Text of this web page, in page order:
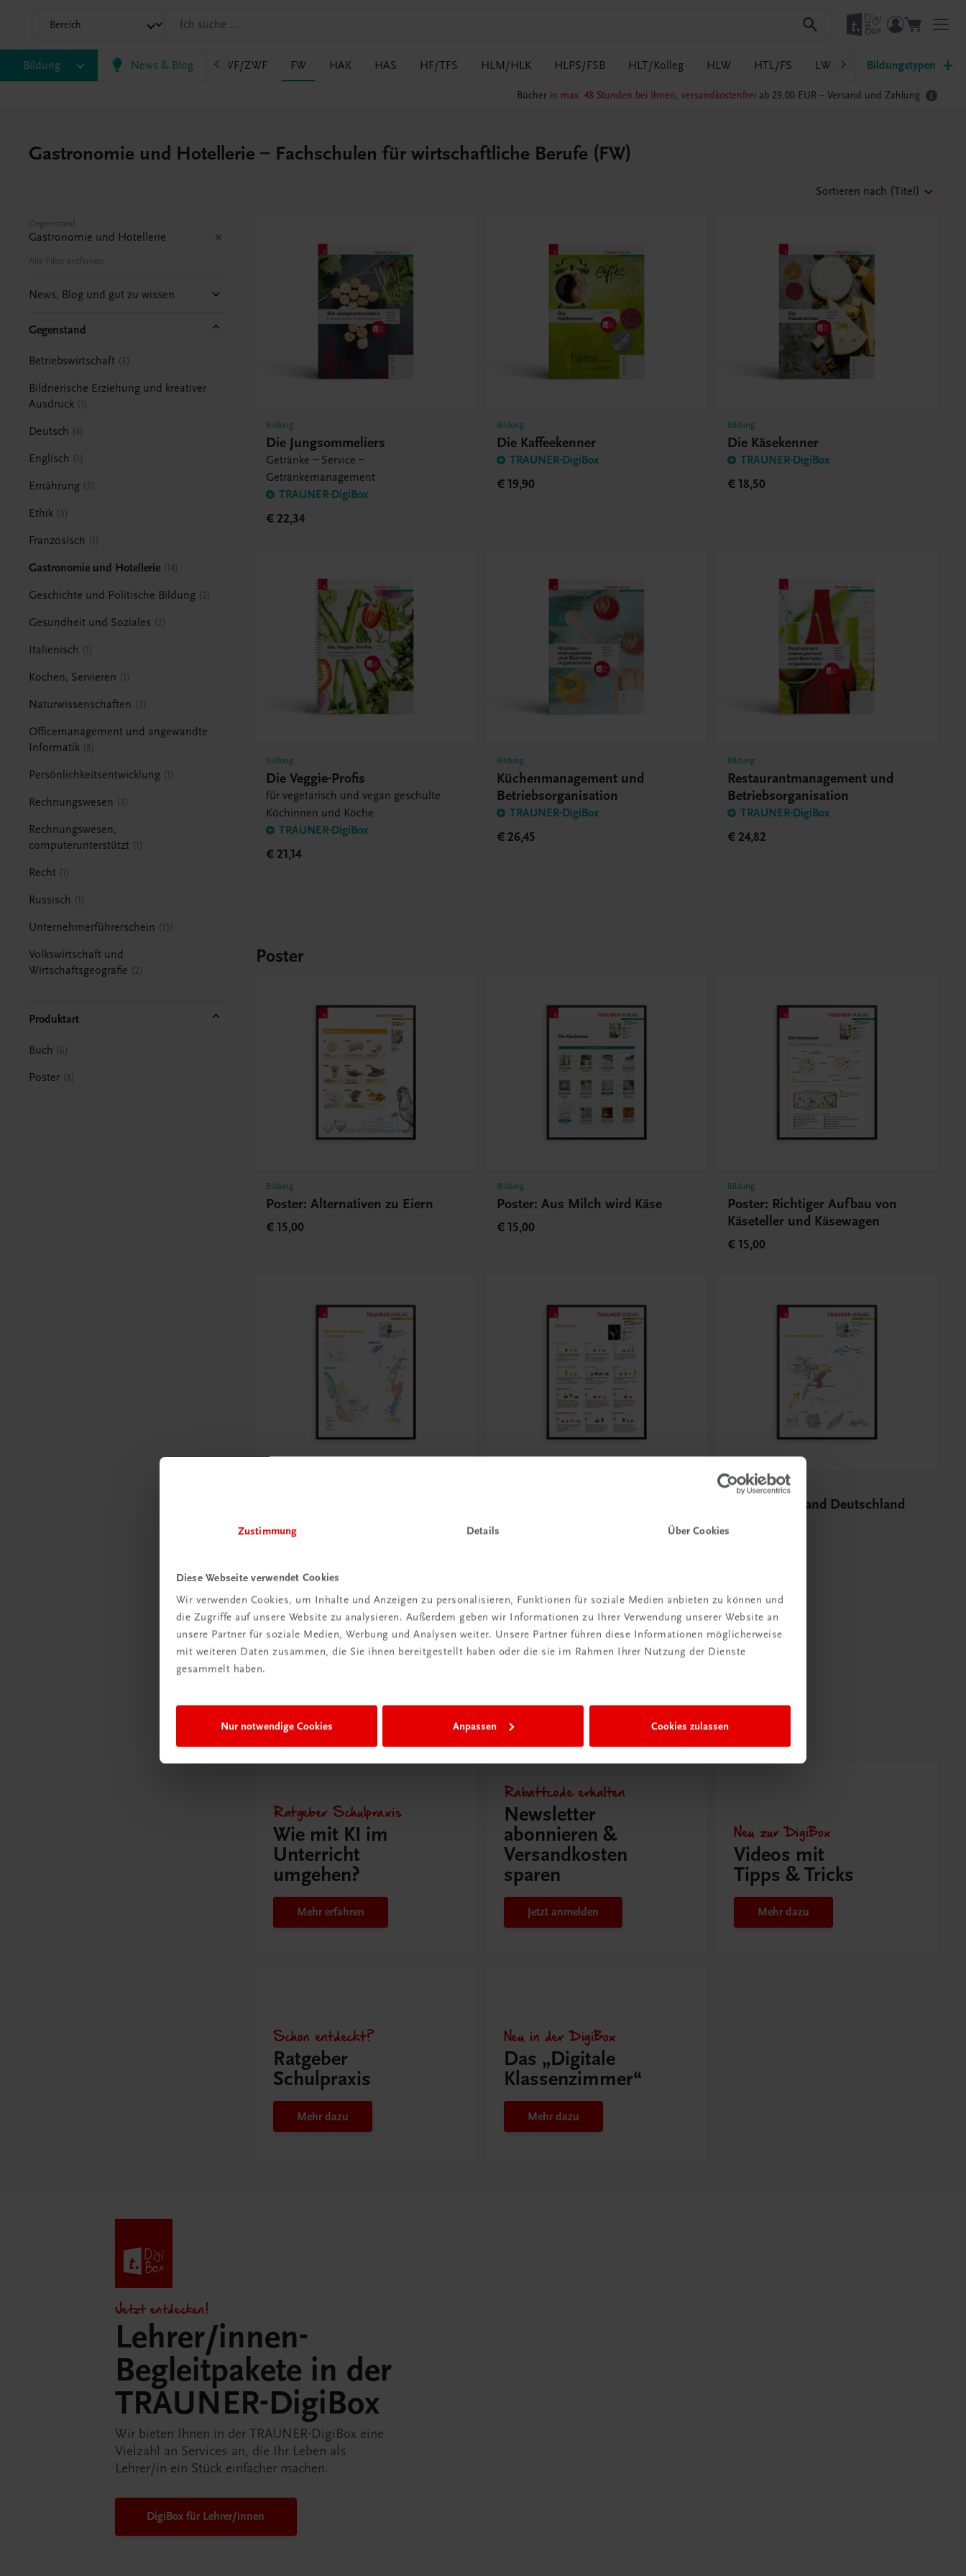
Zustimmung Details Über Cookies
Diese Webseite verwendet Cookies
Wir verwenden Cookies, um Inhalte und Anzeigen zu personalisieren, Funktionen für soziale Medien anbieten zu können und
die Zugriffe auf unsere Website zu analysieren. Außerdem geben wir Informationen zu Ihrer Verwendung unserer Website an
unsere Partner für soziale Medien, Werbung und Analysen weiter. Unsere Partner führen diese Informationen möglicherweise
mit weiteren Daten zusammen, die Sie ihnen bereitgestellt haben oder die sie im Rahmen Ihrer Nutzung der Dienste
gesammelt haben.
Nur notwendige Cookies Anpassen Cookies zulassen
Bildung News & Blog
BAFEP/BASOP BRP BS EWF/ZWF FW HAK HAS HF/TFS HLM/HLK HLPS/FSB HLT/Kolleg HLW HTL/FS LW/LWBF MS/ASO
Bildungstypen
Bücher in max. 48 Stunden bei Ihnen, versandkostenfrei ab 29,00 EUR – Versand und Zahlung
Gastronomie und Hotellerie – Fachschulen für wirtschaftliche Berufe (FW)
Sortieren nach (Titel)
Gegenstand
Gastronomie und Hotellerie
Alle Filter entfernen
News, Blog und gut zu wissen
Gegenstand
Betriebswirtschaft 3
Bildnerische Erziehung und kreativer
Ausdruck 1
Deutsch 4
Englisch 1
Ernährung 2
Ethik 5
Französisch 1
Gastronomie und Hotellerie 14
Geschichte und Politische Bildung 2
Gesundheit und Soziales 2
Italienisch 1
Kochen, Servieren 1
Naturwissenschaften 3
Officemanagement und angewandte
Informatik 8
Persönlichkeitsentwicklung 1
Rechnungswesen 3
Rechnungswesen,
computerunterstützt 1
Recht 1
Russisch 1
Unternehmerführerschein 15
Volkswirtschaft und
Wirtschaftsgeografie
2
Produktart
Buch 6
Poster 8
Bildung
Die Jungsommeliers
Getränke – Service –
Getränkemanagement
TRAUNER-DigiBox
€ 22,34
Bildung
Die Kaffeekenner
TRAUNER-DigiBox
€ 19,90
Bildung
Die Käsekenner
TRAUNER-DigiBox
€ 18,50
Bildung
Die Veggie-Profis
für vegetarisch und vegan geschulte
Köchinnen und Köche
TRAUNER-DigiBox
€ 21,14
Bildung
Küchenmanagement und
Betriebsorganisation
TRAUNER-DigiBox
€ 26,45
Bildung
Restaurantmanagement und
Betriebsorganisation
TRAUNER-DigiBox
€ 24,82
Poster
Bildung
Poster: Alternativen zu Eiern
€ 15,00
Bildung
Poster: Aus Milch wird Käse
€ 15,00
Bildung
Poster: Richtiger Aufbau von
Käseteller und Käsewagen
€ 15,00
€ 15,00
Bildung
Poster: Weinland Deutschland
€ 15,00
Mehr Poster laden
Gut zu wissen
Ratgeber Schulpraxis
Wie mit KI im
Unterricht
umgehen?
Mehr erfahren
Rabattcode erhalten
Newsletter
abonnieren &
Versandkosten
sparen
Jetzt anmelden
Neu zur DigiBox
Videos mit
Tipps & Tricks
Mehr dazu
Schon entdeckt?
Ratgeber
Schulpraxis
Mehr dazu
Neu in der DigiBox
Das „Digitale
Klassenzimmer“
Mehr dazu
Jetzt entdecken!
Lehrer/innen-
Begleitpakete in der
TRAUNER-DigiBox
Wir bieten Ihnen in der TRAUNER-DigiBox eine
Vielzahl an Services an, die Ihr Leben als
Lehrer/in ein Stück einfacher machen.
DigiBox für Lehrer/innen